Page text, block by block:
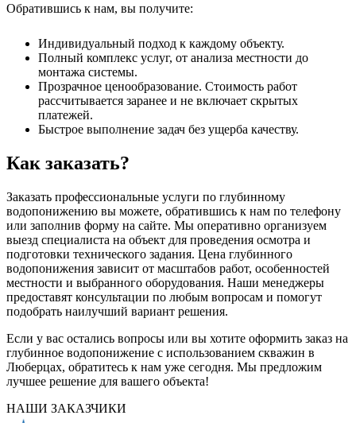
Обратившись к нам, вы получите:
Индивидуальный подход к каждому объекту.
Полный комплекс услуг, от анализа местности до
монтажа системы.
Прозрачное ценообразование. Стоимость работ
рассчитывается заранее и не включает скрытых
платежей.
Быстрое выполнение задач без ущерба качеству.
Как заказать?
Заказать профессиональные услуги по глубинному
водопонижению вы можете, обратившись к нам по телефону
или заполнив форму на сайте. Мы оперативно организуем
выезд специалиста на объект для проведения осмотра и
подготовки технического задания. Цена глубинного
водопонижения зависит от масштабов работ, особенностей
местности и выбранного оборудования. Наши менеджеры
предоставят консультации по любым вопросам и помогут
подобрать наилучший вариант решения.
Если у вас остались вопросы или вы хотите оформить заказ на
глубинное водопонижение с использованием скважин в
Люберцах, обратитесь к нам уже сегодня. Мы предложим
лучшее решение для вашего объекта!
НАШИ ЗАКАЗЧИКИ